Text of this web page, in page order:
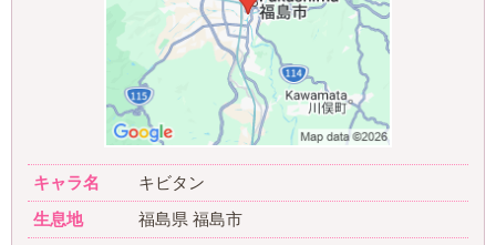
キャラ名
キビタン
生息地
福島県 福島市